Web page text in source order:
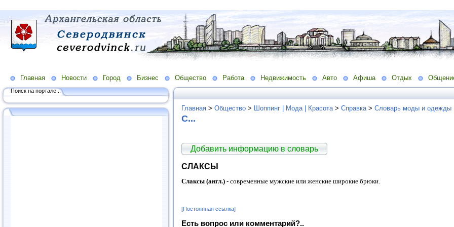
Главная Новости Город Бизнес Общество Работа Недвижимость Авто Афиша Отдых
Поиск на портале...
Главная > Общество > Шоппинг | Мода | Красота > Справка > Словарь моды и одежды
С...
Добавить информацию в словарь
СЛАКСЫ
Слаксы (англ.) - современные мужские или женские широкие брюки.
[Постоянная ссылка]
Есть вопрос или комментарий?..